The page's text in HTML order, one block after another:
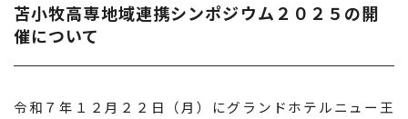
苫小牧高専地域連携シンポジウム２０２５の開
催について
令和７年１２月２２日（月）にグランドホテルニュー王